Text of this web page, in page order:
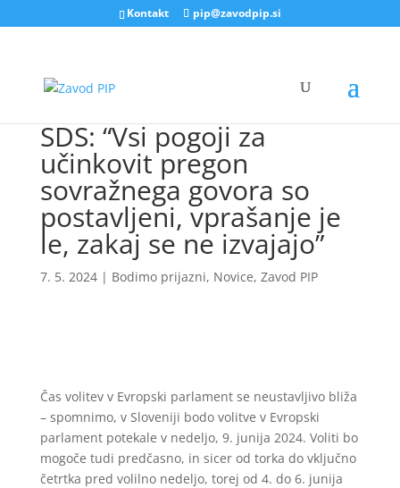
Kontakt pip@zavodpip.si
SDS: “Vsi pogoji za
učinkovit pregon
sovražnega govora so
postavljeni, vprašanje je
le, zakaj se ne izvajajo”
7. 5. 2024| Bodimo prijazni, Novice, Zavod PIP
Čas volitev v Evropski parlament se neustavljivo bliža
– spomnimo, v Sloveniji bodo volitve v Evropski
parlament potekale v nedeljo, 9. junija 2024. Voliti bo
mogoče tudi predčasno, in sicer od torka do vključno
četrtka pred volilno nedeljo, torej od 4. do 6. junija